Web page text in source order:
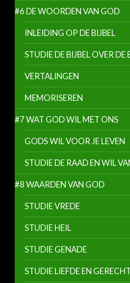
#6 DE WOORDEN VAN GOD
INLEIDING OP DE BIJBEL
STUDIE DE BIJBEL OVER DE
VERTALINGEN
MEMORISEREN
#7 WAT GOD WIL MET ONS
GODS WIL VOOR JE LEVEN
STUDIE DE RAAD EN WIL
#8 WAARDEN VAN GOD
STUDIE VREDE
STUDIE HEIL
STUDIE GENADE
STUDIE LIEFDE EN